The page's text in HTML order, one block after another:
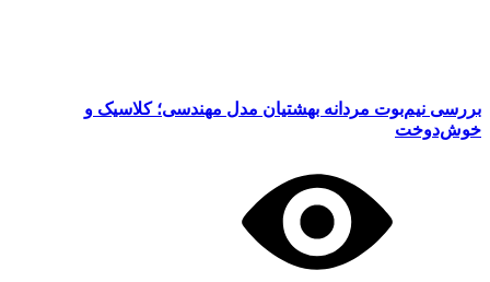
بررسی نیم‌بوت مردانه بهشتیان مدل مهندسی؛ کلاسیک و
خوش‌دوخت